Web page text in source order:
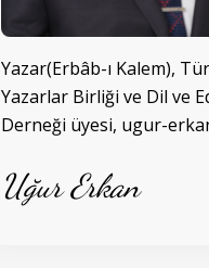
Yazar(Erbâb-ı Kalem),
Yazarlar Birliği ve Dil ve
Derneği üyesi, ugur-
Uğur Erkan